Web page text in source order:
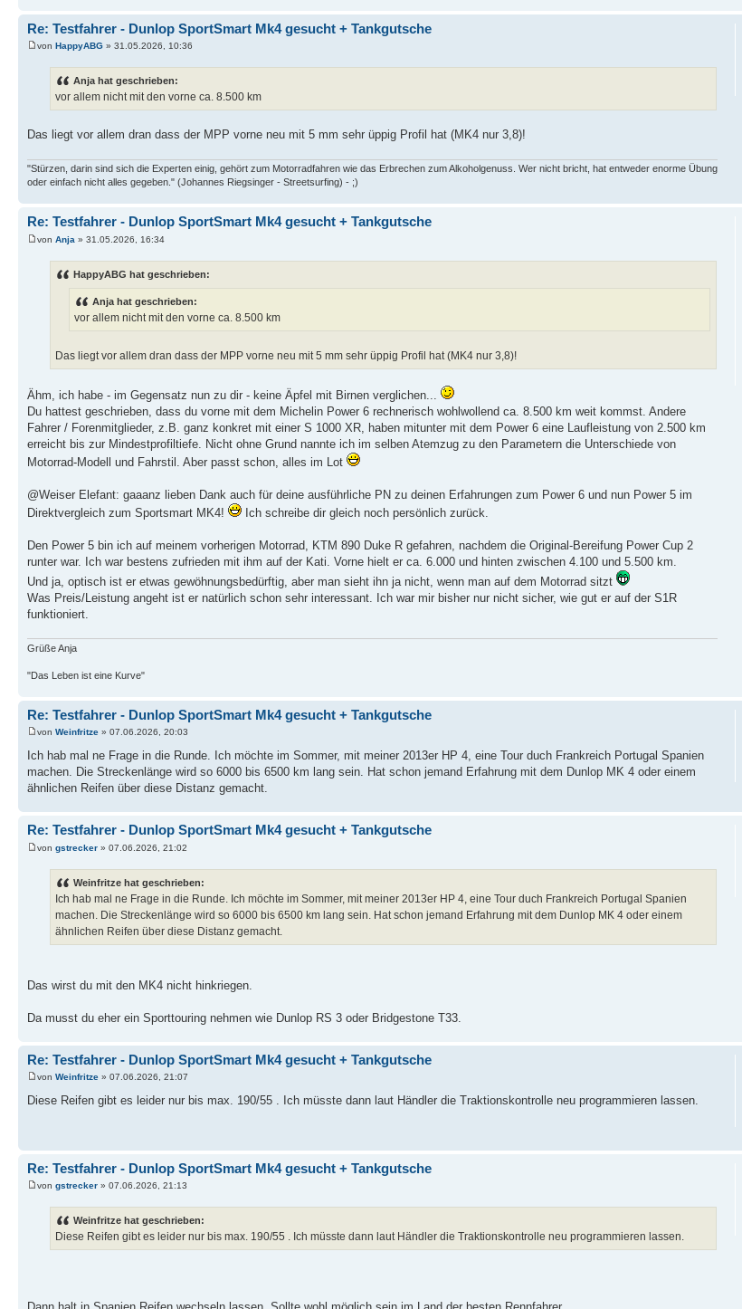
Re: Testfahrer - Dunlop SportSmart Mk4 gesucht + Tankgutsche
von HappyABG » 31.05.2026, 10:36
Anja hat geschrieben:
vor allem nicht mit den vorne ca. 8.500 km
Das liegt vor allem dran dass der MPP vorne neu mit 5 mm sehr üppig Profil hat (MK4 nur 3,8)!
"Stürzen, darin sind sich die Experten einig, gehört zum Motorradfahren wie das Erbrechen zum Alkoholgenuss. Wer nicht bricht, hat entweder enorme Übung
oder einfach nicht alles gegeben." (Johannes Riegsinger - Streetsurfing) - ;)
Re: Testfahrer - Dunlop SportSmart Mk4 gesucht + Tankgutsche
von Anja » 31.05.2026, 16:34
HappyABG hat geschrieben:
Anja hat geschrieben:
vor allem nicht mit den vorne ca. 8.500 km
Das liegt vor allem dran dass der MPP vorne neu mit 5 mm sehr üppig Profil hat (MK4 nur 3,8)!
Ähm, ich habe - im Gegensatz nun zu dir - keine Äpfel mit Birnen verglichen...
Du hattest geschrieben, dass du vorne mit dem Michelin Power 6 rechnerisch wohlwollend ca. 8.500 km weit kommst. Andere
Fahrer / Forenmitglieder, z.B. ganz konkret mit einer S 1000 XR, haben mitunter mit dem Power 6 eine Laufleistung von 2.500 km
erreicht bis zur Mindestprofiltiefe. Nicht ohne Grund nannte ich im selben Atemzug zu den Parametern die Unterschiede von
Motorrad-Modell und Fahrstil. Aber passt schon, alles im Lot
@Weiser Elefant: gaaanz lieben Dank auch für deine ausführliche PN zu deinen Erfahrungen zum Power 6 und nun Power 5 im
Direktvergleich zum Sportsmart MK4!
Ich schreibe dir gleich noch persönlich zurück.
Den Power 5 bin ich auf meinem vorherigen Motorrad, KTM 890 Duke R gefahren, nachdem die Original-Bereifung Power Cup 2
runter war. Ich war bestens zufrieden mit ihm auf der Kati. Vorne hielt er ca. 6.000 und hinten zwischen 4.100 und 5.500 km.
Und ja, optisch ist er etwas gewöhnungsbedürftig, aber man sieht ihn ja nicht, wenn man auf dem Motorrad sitzt
Was Preis/Leistung angeht ist er natürlich schon sehr interessant. Ich war mir bisher nur nicht sicher, wie gut er auf der S1R
funktioniert.
Grüße Anja
"Das Leben ist eine Kurve"
Re: Testfahrer - Dunlop SportSmart Mk4 gesucht + Tankgutsche
von Weinfritze » 07.06.2026, 20:03
Ich hab mal ne Frage in die Runde. Ich möchte im Sommer, mit meiner 2013er HP 4, eine Tour duch Frankreich Portugal Spanien
machen. Die Streckenlänge wird so 6000 bis 6500 km lang sein. Hat schon jemand Erfahrung mit dem Dunlop MK 4 oder einem
ähnlichen Reifen über diese Distanz gemacht.
Re: Testfahrer - Dunlop SportSmart Mk4 gesucht + Tankgutsche
von gstrecker » 07.06.2026, 21:02
Weinfritze hat geschrieben:
Ich hab mal ne Frage in die Runde. Ich möchte im Sommer, mit meiner 2013er HP 4, eine Tour duch Frankreich Portugal Spanien
machen. Die Streckenlänge wird so 6000 bis 6500 km lang sein. Hat schon jemand Erfahrung mit dem Dunlop MK 4 oder einem
ähnlichen Reifen über diese Distanz gemacht.
Das wirst du mit den MK4 nicht hinkriegen.
Da musst du eher ein Sporttouring nehmen wie Dunlop RS 3 oder Bridgestone T33.
Re: Testfahrer - Dunlop SportSmart Mk4 gesucht + Tankgutsche
von Weinfritze » 07.06.2026, 21:07
Diese Reifen gibt es leider nur bis max. 190/55 . Ich müsste dann laut Händler die Traktionskontrolle neu programmieren lassen.
Re: Testfahrer - Dunlop SportSmart Mk4 gesucht + Tankgutsche
von gstrecker » 07.06.2026, 21:13
Weinfritze hat geschrieben:
Diese Reifen gibt es leider nur bis max. 190/55 . Ich müsste dann laut Händler die Traktionskontrolle neu programmieren lassen.